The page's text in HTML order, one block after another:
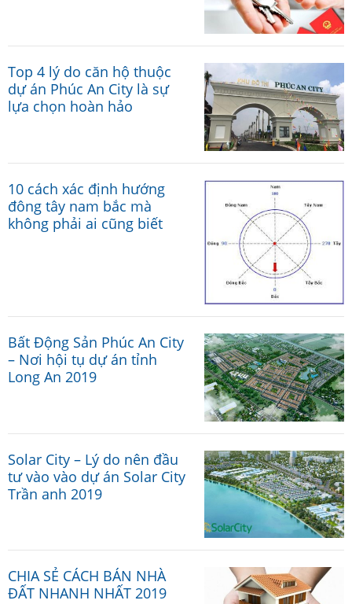
Top 4 lý do căn hộ thuộc
dự án Phúc An City là sự
lựa chọn hoàn hảo
10 cách xác định hướng
đông tây nam bắc mà
không phải ai cũng biết
Bất Động Sản Phúc An City
– Nơi hội tụ dự án tỉnh
Long An 2019
Solar City – Lý do nên đầu
tư vào vào dự án Solar City
Trần anh 2019
CHIA SẺ CÁCH BÁN NHÀ
ĐẤT NHANH NHẤT 2019